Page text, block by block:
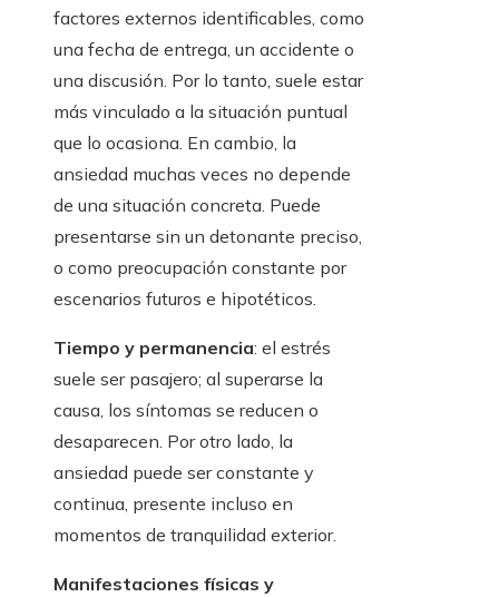
factores externos identificables, como
una fecha de entrega, un accidente o
una discusión. Por lo tanto, suele estar
más vinculado a la situación puntual
que lo ocasiona. En cambio, la
ansiedad muchas veces no depende
de una situación concreta. Puede
presentarse sin un detonante preciso,
o como preocupación constante por
escenarios futuros e hipotéticos.
Tiempo y permanencia: el estrés
suele ser pasajero; al superarse la
causa, los síntomas se reducen o
desaparecen. Por otro lado, la
ansiedad puede ser constante y
continua, presente incluso en
momentos de tranquilidad exterior.
Manifestaciones físicas y